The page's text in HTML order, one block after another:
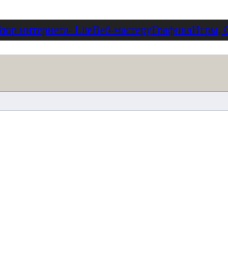
интернета- LiteВеб-мастеруГрафикаИгры,